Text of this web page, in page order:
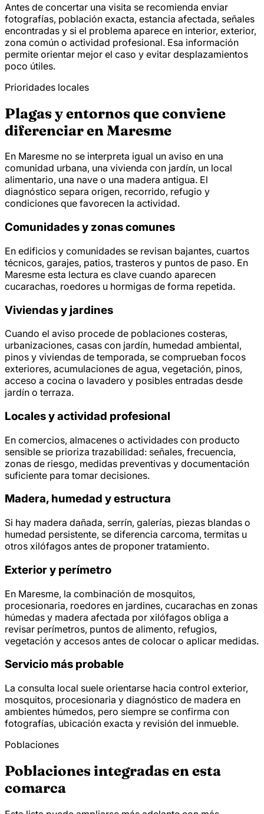
Antes de concertar una visita se recomienda enviar
fotografías, población exacta, estancia afectada, señales
encontradas y si el problema aparece en interior, exterior,
zona común o actividad profesional. Esa información
permite orientar mejor el caso y evitar desplazamientos
poco útiles.
Prioridades locales
Plagas y entornos que conviene
diferenciar en Maresme
En Maresme no se interpreta igual un aviso en una
comunidad urbana, una vivienda con jardín, un local
alimentario, una nave o una madera antigua. El
diagnóstico separa origen, recorrido, refugio y
condiciones que favorecen la actividad.
Comunidades y zonas comunes
En edificios y comunidades se revisan bajantes, cuartos
técnicos, garajes, patios, trasteros y puntos de paso. En
Maresme esta lectura es clave cuando aparecen
cucarachas, roedores u hormigas de forma repetida.
Viviendas y jardines
Cuando el aviso procede de poblaciones costeras,
urbanizaciones, casas con jardín, humedad ambiental,
pinos y viviendas de temporada, se comprueban focos
exteriores, acumulaciones de agua, vegetación, pinos,
acceso a cocina o lavadero y posibles entradas desde
jardín o terraza.
Locales y actividad profesional
En comercios, almacenes o actividades con producto
sensible se prioriza trazabilidad: señales, frecuencia,
zonas de riesgo, medidas preventivas y documentación
suficiente para tomar decisiones.
Madera, humedad y estructura
Si hay madera dañada, serrín, galerías, piezas blandas o
humedad persistente, se diferencia carcoma, termitas u
otros xilófagos antes de proponer tratamiento.
Exterior y perímetro
En Maresme, la combinación de mosquitos,
procesionaria, roedores en jardines, cucarachas en zonas
húmedas y madera afectada por xilófagos obliga a
revisar perímetros, puntos de alimento, refugios,
vegetación y accesos antes de colocar o aplicar medidas.
Servicio más probable
La consulta local suele orientarse hacia control exterior,
mosquitos, procesionaria y diagnóstico de madera en
ambientes húmedos, pero siempre se confirma con
fotografías, ubicación exacta y revisión del inmueble.
Poblaciones
Poblaciones integradas en esta
comarca